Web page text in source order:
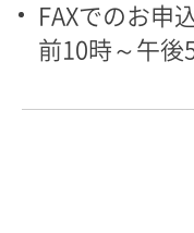
FAXでのお申
前10時～午後